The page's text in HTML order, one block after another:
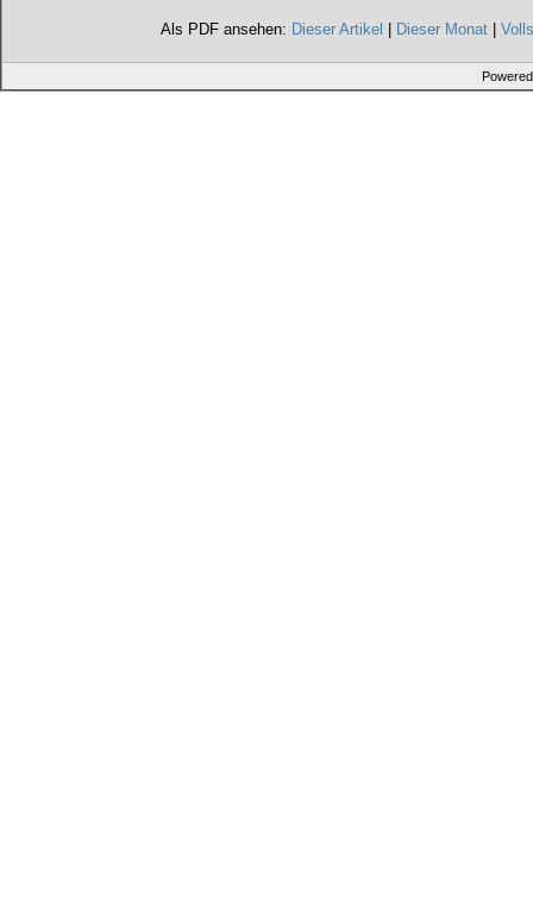
Als PDF ansehen: Dieser Artikel Dieser Monat|